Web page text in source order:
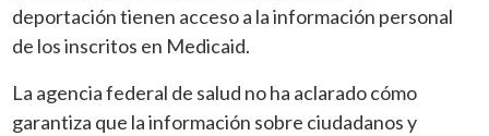
deportación tienen acceso a la información personal
de los inscritos en Medicaid.
La agencia federal de salud no ha aclarado cómo
garantiza que la información sobre ciudadanos y